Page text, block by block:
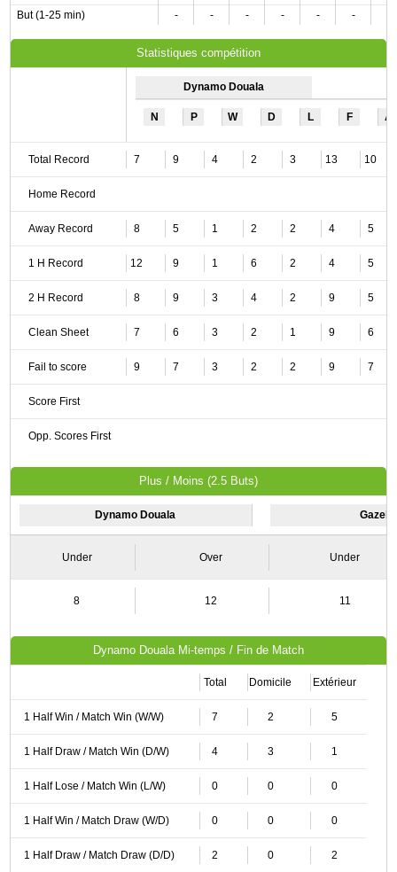
But (1-25 min)
- - - - - -
Statistiques compétition
Dynamo Douala
N P W D L F A
Total Record 7 9 4 2 3 13 10
Home Record
Away Record 8 5 1 2 2 4 5
1 H Record 12 9 1 6 2 4 5
2 H Record 8 9 3 4 2 9 5
Clean Sheet 7 6 3 2 1 9 6
Fail to score 9 7 3 2 2 9 7
Score First
Opp. Scores First
Plus / Moins (2.5 Buts)
Dynamo Douala
Under Over Under
8 12 11
Dynamo Douala Mi-temps / Fin de Match
Total Domicile Extérieur
1 Half Win / Match Win (W/W) 7 2 5
1 Half Draw / Match Win (D/W) 4 3 1
1 Half Lose / Match Win (L/W) 0 0 0
1 Half Win / Match Draw (W/D) 0 0 0
1 Half Draw / Match Draw (D/D) 2 0 2